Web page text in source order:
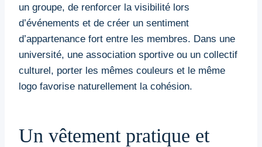
un groupe, de renforcer la visibilité lors
d’événements et de créer un sentiment
d’appartenance fort entre les membres. Dans une
université, une association sportive ou un collectif
culturel, porter les mêmes couleurs et le même
logo favorise naturellement la cohésion.
Un vêtement pratique et